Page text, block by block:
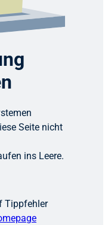
Seite nicht
ins Leere.
Tippfehler